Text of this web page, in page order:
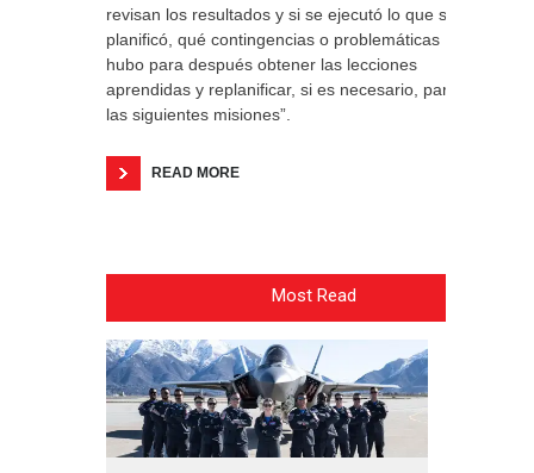
revisan los resultados y si se ejecutó lo que se
planificó, qué contingencias o problemáticas
hubo para después obtener las lecciones
aprendidas y replanificar, si es necesario, para
las siguientes misiones”.
READ MORE
Most Read